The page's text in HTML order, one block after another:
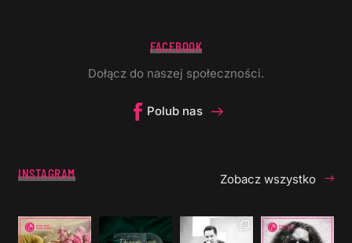
FACEBOOK
Dołącz do naszej społeczności.
Polub nas
INSTAGRAM Zobacz wszystko